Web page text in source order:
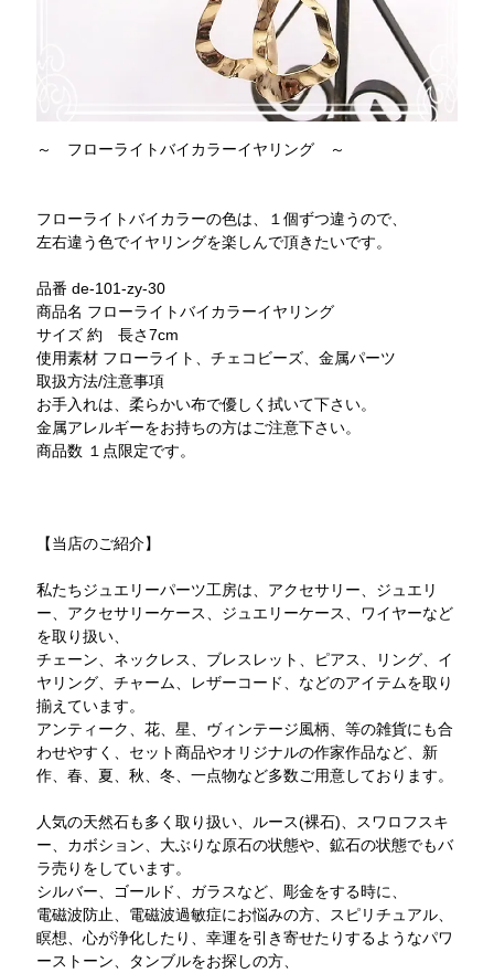
～ フローライトバイカラーイヤリング ～
フローライトバイカラーの色は、１個ずつ違うので、
左右違う色でイヤリングを楽しんで頂きたいです。
品番 de-101-zy-30
商品名 フローライトバイカラーイヤリング
サイズ 約 長さ7cm
使用素材 フローライト、チェコビーズ、金属パーツ
取扱方法/注意事項
お手入れは、柔らかい布で優しく拭いて下さい。
金属アレルギーをお持ちの方はご注意下さい。
商品数 １点限定です。
【当店のご紹介】
私たちジュエリーパーツ工房は、アクセサリー、ジュエリ
ー、アクセサリーケース、ジュエリーケース、ワイヤーなど
を取り扱い、
チェーン、ネックレス、ブレスレット、ピアス、リング、イ
ヤリング、チャーム、レザーコード、などのアイテムを取り
揃えています。
アンティーク、花、星、ヴィンテージ風柄、等の雑貨にも合
わせやすく、セット商品やオリジナルの作家作品など、新
作、春、夏、秋、冬、一点物など多数ご用意しております。
人気の天然石も多く取り扱い、ルース(裸石)、スワロフスキ
ー、カボション、大ぶりな原石の状態や、鉱石の状態でもバ
ラ売りをしています。
シルバー、ゴールド、ガラスなど、彫金をする時に、
電磁波防止、電磁波過敏症にお悩みの方、スピリチュアル、
瞑想、心が浄化したり、幸運を引き寄せたりするようなパワ
ーストーン、タンブルをお探しの方、